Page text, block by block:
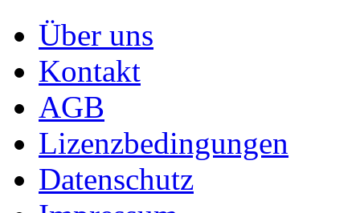
Über uns
Kontakt
AGB
Lizenzbedingungen
Datenschutz